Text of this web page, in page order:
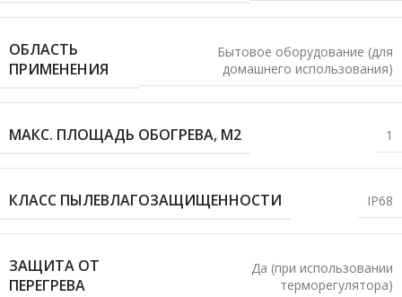
ОБЛАСТЬ
ПРИМЕНЕНИЯ
Бытовое оборудование (для
домашнего использования)
МАКС. ПЛОЩАДЬ ОБОГРЕВА, М2 1
КЛАСС ПЫЛЕВЛАГОЗАЩИЩЕННОСТИ IP68
ЗАЩИТА ОТ
ПЕРЕГРЕВА
Да (при использовании
терморегулятора)